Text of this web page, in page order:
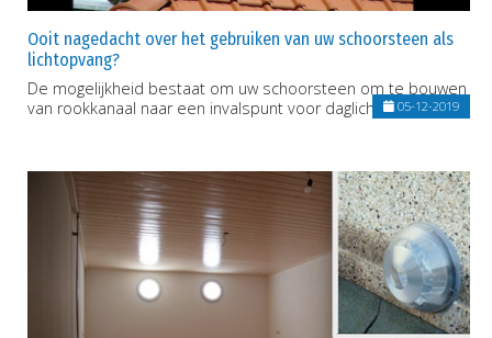
Ooit nagedacht over het gebruiken van uw schoorsteen als
lichtopvang?
De mogelijkheid bestaat om uw schoorsteen om te bouwen
van rookkanaal naar een invalspunt voor daglicht.
05-12-2019